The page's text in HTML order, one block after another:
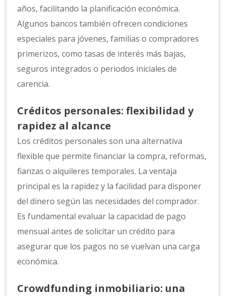
años, facilitando la planificación económica.
Algunos bancos también ofrecen condiciones
especiales para jóvenes, familias o compradores
primerizos, como tasas de interés más bajas,
seguros integrados o periodos iniciales de
carencia.
Créditos personales: flexibilidad y
rapidez al alcance
Los créditos personales son una alternativa
flexible que permite financiar la compra, reformas,
fianzas o alquileres temporales. La ventaja
principal es la rapidez y la facilidad para disponer
del dinero según las necesidades del comprador.
Es fundamental evaluar la capacidad de pago
mensual antes de solicitar un crédito para
asegurar que los pagos no se vuelvan una carga
económica.
Crowdfunding inmobiliario: una